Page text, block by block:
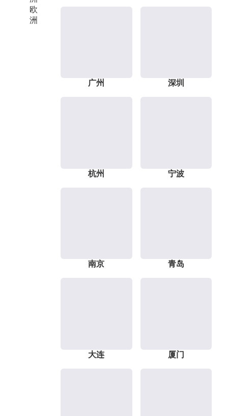
欧
洲
广州 深圳
杭州 宁波
南京 青岛
大连 厦门